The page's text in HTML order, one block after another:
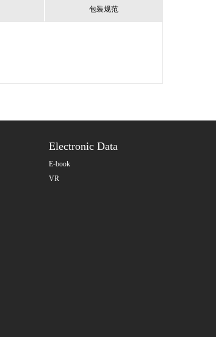
包装规范
Electronic Data
E-book
VR